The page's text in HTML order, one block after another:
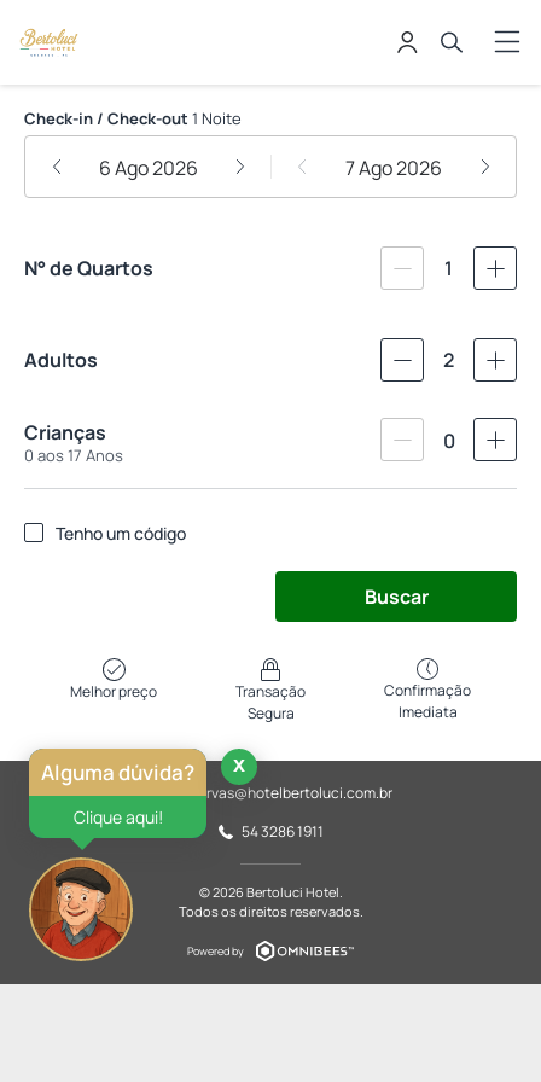
Bertoluci Hotel
Check-in / Check-out 1 Noite
6 Ago 2026 7 Ago 2026
N° de Quartos 1
Adultos 2
Crianças
0 aos 17 Anos
0
Tenho um código
Buscar
Melhor preço
Transação
Segura
Confirmação
Imediata
reservas@hotelbertoluci.com.br
54 3286 1911
© 2026 Bertoluci Hotel.
Todos os direitos reservados.
Powered by
Alguma dúvida?
Clique aqui!
x